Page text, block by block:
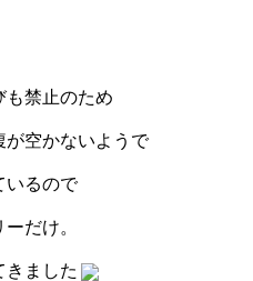
も禁止のため
が空かないようで
いるので
だけ。
きました